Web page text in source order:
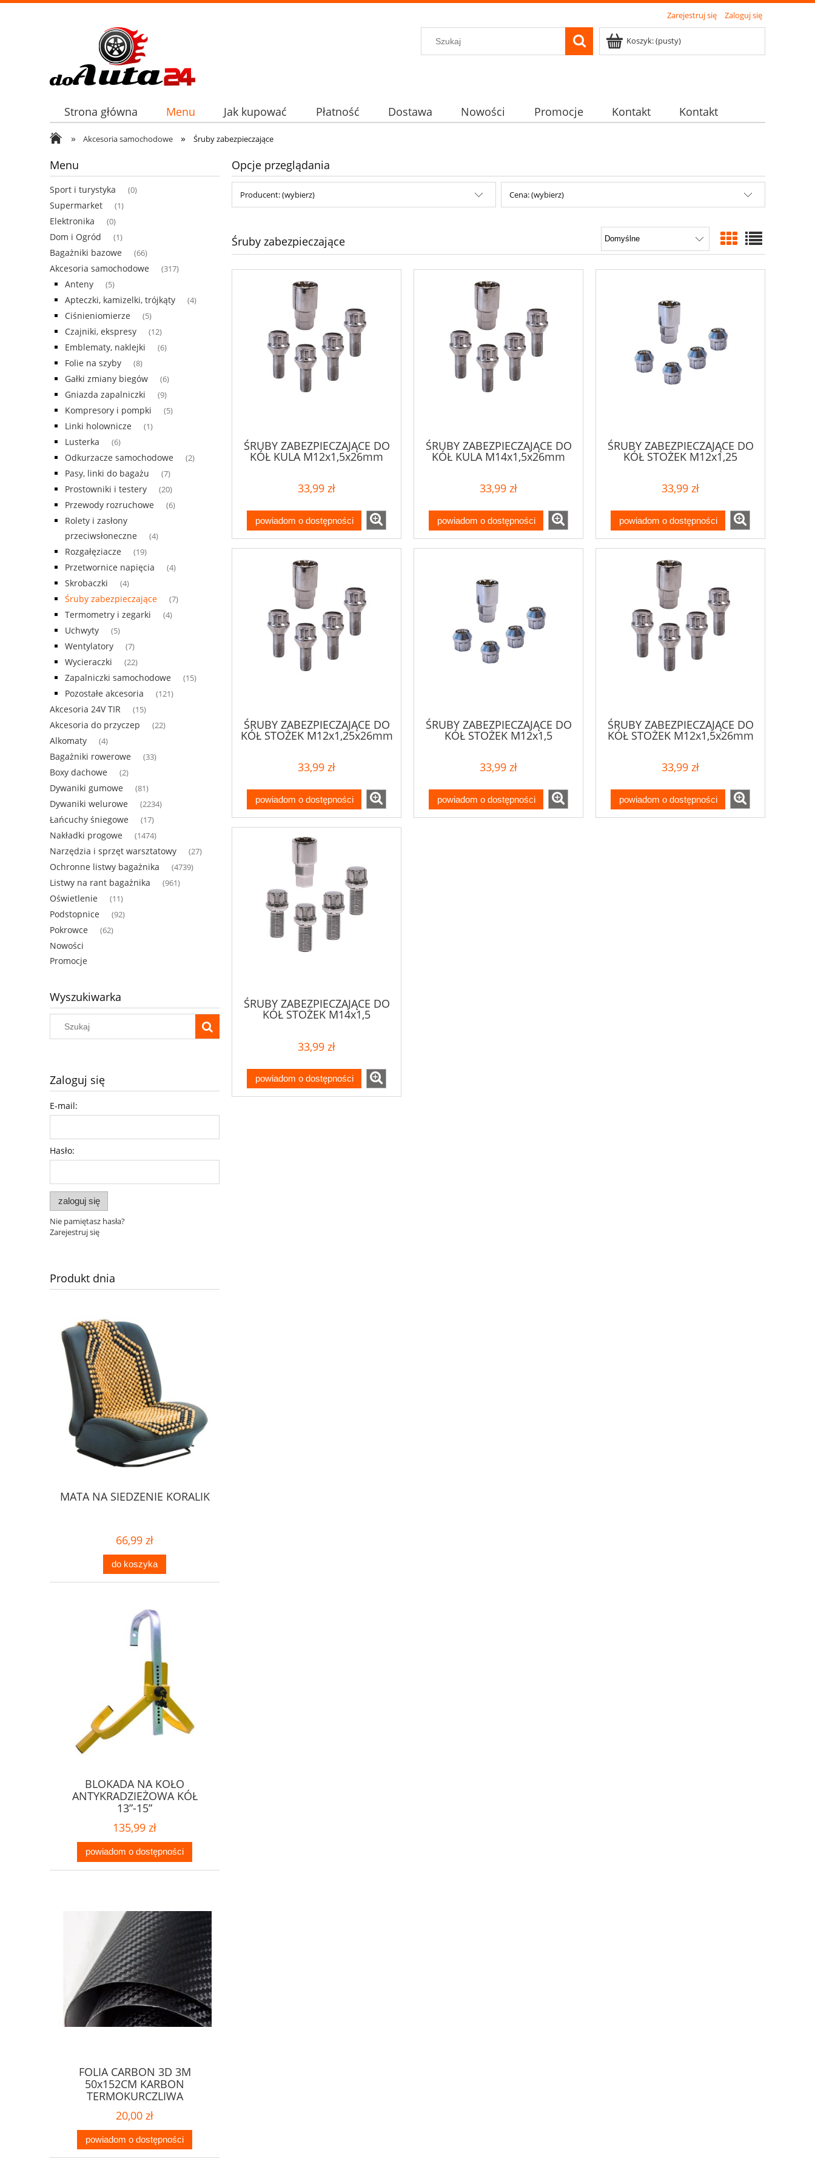
Zarejestruj się Zaloguj się
Koszyk:(pusty)
Strona główna Menu Jak kupować Płatność Dostawa Nowości Promocje Kontakt Kontakt
» Akcesoria samochodowe » Śruby zabezpieczające
Menu
Sport i turystyka (0)
Supermarket (1)
Elektronika (0)
Dom i Ogród (1)
Bagażniki bazowe (66)
Akcesoria samochodowe (317)
Anteny (5)
Apteczki, kamizelki, trójkąty (4)
Ciśnieniomierze (5)
Czajniki, ekspresy (12)
Emblematy, naklejki (6)
Folie na szyby (8)
Gałki zmiany biegów (6)
Gniazda zapalniczki (9)
Kompresory i pompki (5)
Linki holownicze (1)
Lusterka (6)
Odkurzacze samochodowe (2)
Pasy, linki do bagażu (7)
Prostowniki i testery (20)
Przewody rozruchowe (6)
Rolety i zasłony
przeciwsłoneczne
(4)
Rozgałęziacze (19)
Przetwornice napięcia (4)
Skrobaczki (4)
Śruby zabezpieczające (7)
Termometry i zegarki (4)
Uchwyty (5)
Wentylatory (7)
Wycieraczki (22)
Zapalniczki samochodowe (15)
Pozostałe akcesoria (121)
Akcesoria 24V TIR (15)
Akcesoria do przyczep (22)
Alkomaty (4)
Bagażniki rowerowe (33)
Boxy dachowe (2)
Dywaniki gumowe (81)
Dywaniki welurowe (2234)
Łańcuchy śniegowe (17)
Nakładki progowe (1474)
Narzędzia i sprzęt warsztatowy (27)
Ochronne listwy bagażnika (4739)
Listwy na rant bagażnika (961)
Oświetlenie (11)
Podstopnice (92)
Pokrowce (62)
Nowości
Promocje
Wyszukiwarka
Zaloguj się
E-mail:
Hasło:
zaloguj się
Nie pamiętasz hasła?
Zarejestruj się
Produkt dnia
MATA NA SIEDZENIE KORALIK
66,99 zł
do koszyka
BLOKADA NA KOŁO
ANTYKRADZIEŻOWA KÓŁ
13”-15”
135,99 zł
powiadom o dostępności
FOLIA CARBON 3D 3M
50x152CM KARBON
TERMOKURCZLIWA
20,00 zł
powiadom o dostępności
Opcje przeglądania
Producent: (wybierz) Cena: (wybierz)
Śruby zabezpieczające
ŚRUBY ZABEZPIECZAJĄCE DO
KÓŁ KULA M12x1,5x26mm
33,99 zł
powiadom o dostępności
ŚRUBY ZABEZPIECZAJĄCE DO
KÓŁ KULA M14x1,5x26mm
33,99 zł
powiadom o dostępności
ŚRUBY ZABEZPIECZAJĄCE DO
KÓŁ STOŻEK M12x1,25
33,99 zł
powiadom o dostępności
ŚRUBY ZABEZPIECZAJĄCE DO
KÓŁ STOŻEK M12x1,25x26mm
33,99 zł
powiadom o dostępności
ŚRUBY ZABEZPIECZAJĄCE DO
KÓŁ STOŻEK M12x1,5
33,99 zł
powiadom o dostępności
ŚRUBY ZABEZPIECZAJĄCE DO
KÓŁ STOŻEK M12x1,5x26mm
33,99 zł
powiadom o dostępności
ŚRUBY ZABEZPIECZAJĄCE DO
KÓŁ STOŻEK M14x1,5
33,99 zł
powiadom o dostępności